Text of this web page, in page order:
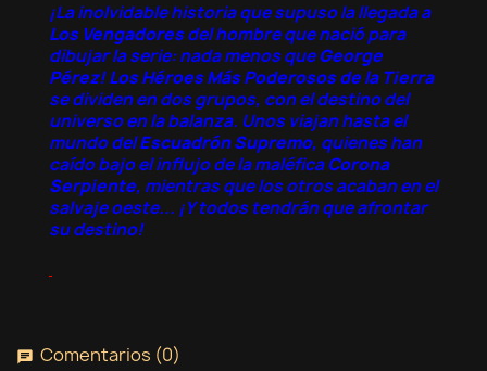
¡La inolvidable historia que supuso la llegada a
Los Vengadoresdel hombre que nació para
dibujar la serie: nada menos queGeorge
Pérez!Los Héroes Más Poderosos de la Tierra
se dividen en dos grupos, con el destino del
universo en la balanza. Unos viajan hasta el
mundo delEscuadrón Supremo, quienes han
caído bajo el influjo de la maléficaCorona
Serpiente, mientras que los otros acaban en el
salvaje oeste... ¡Y todos tendrán que afrontar
su destino!
chat Comentarios (0)